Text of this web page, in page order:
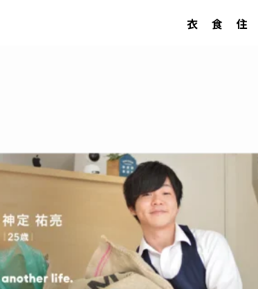
衣 食 住